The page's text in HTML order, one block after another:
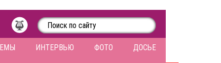
ИНТЕРВЬЮ ФОТО ДОСЬЕ